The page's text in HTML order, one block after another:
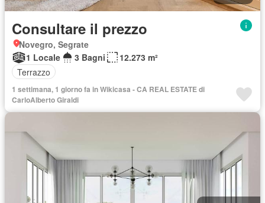
Consultare il prezzo
Novegro, Segrate
1 Locale
3 Bagni
12.273 m²
Terrazzo
1 settimana, 1 giorno fa in Wikicasa - CA REAL ESTATE di
CarloAlberto Giraldi